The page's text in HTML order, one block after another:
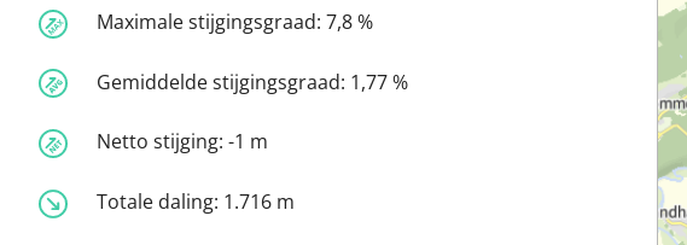
Maximale stijgingsgraad: 7,8 %
Gemiddelde stijgingsgraad: 1,77 %
Netto stijging: -1 m
Totale daling: 1.716 m